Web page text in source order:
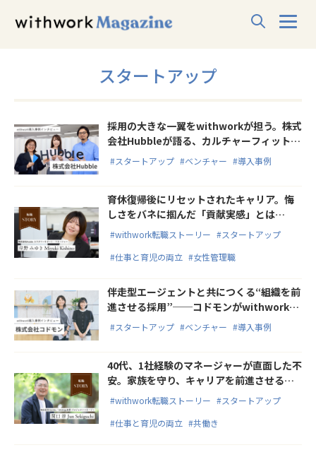
スタートアップ
採用の大きな一翼をwithworkが担う。株式
会社Hubbleが語る、カルチャーフィットを
外さない「自律型人材」の採用戦略
#スタートアップ #ベンチャー #導入事例
育休復帰後にリセットされたキャリア。悔
しさをバネに掴んだ「貢献実感」とは
【withwork転職ストーリー】
#withwork転職ストーリー #スタートアップ
#仕事と育児の両立 #女性管理職
伴走型エージェントと共につくる“組織を前
進させる採用”──コドモンがwithworkを
選び続ける理由
#スタートアップ #ベンチャー #導入事例
40代、1社経験のマネージャーが直面した不
安。家族を守り、キャリアを前進させるた
め選んだ転職
#withwork転職ストーリー #スタートアップ
#仕事と育児の両立 #共働き